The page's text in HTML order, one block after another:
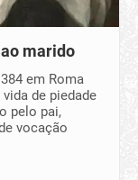
marido
em Roma
de piedade
pelo pai,
vocação